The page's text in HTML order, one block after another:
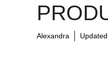
Alexandra